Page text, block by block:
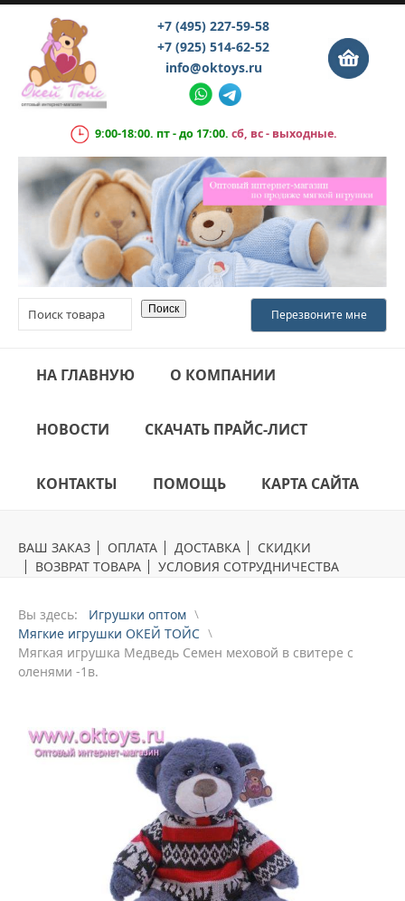
+7 (495) 227-59-58
+7 (925) 514-62-52
info@oktoys.ru
9:00-18:00. пт - до 17:00. сб, вс - выходные.
НА ГЛАВНУЮ О КОМПАНИИ
НОВОСТИ СКАЧАТЬ ПРАЙС-ЛИСТ
КОНТАКТЫ ПОМОЩЬ КАРТА САЙТА
ВАШ ЗАКАЗ ОПЛАТА ДОСТАВКА
СКИДКИ
ВОЗВРАТ ТОВАРА
УСЛОВИЯ СОТРУДНИЧЕСТВА
Вы здесь:
Игрушки оптом
Мягкие игрушки ОКЕЙ ТОЙС
Mягкая игрушка Медведь Семен меховой в свитере с
оленями -1в.